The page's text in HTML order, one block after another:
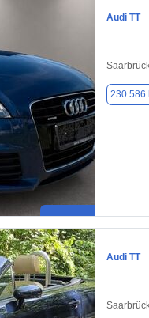
Audi TT
230.586
Audi TT